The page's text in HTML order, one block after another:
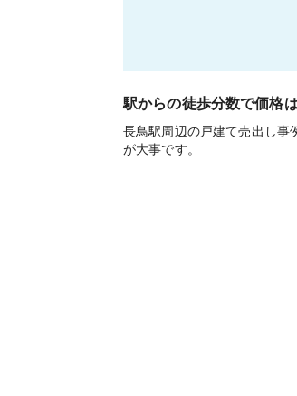
駅からの徒歩分数で価格
長鳥駅周辺の戸建て売出し事
が大事です。